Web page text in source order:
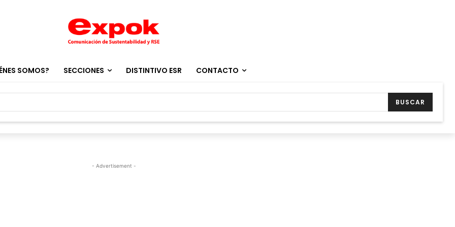
SOMOS? SECCIONES DISTINTIVO ESR CONTACTO
BUSCAR
- Advertisement -